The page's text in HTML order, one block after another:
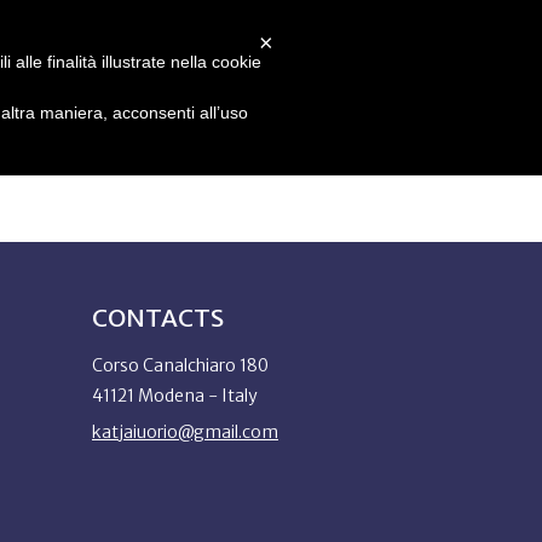
CONTACTS
Corso Canalchiaro 180
41121 Modena - Italy
katjaiuorio@gmail.com
×
alle finalità illustrate nella cookie
maniera, acconsenti all’uso